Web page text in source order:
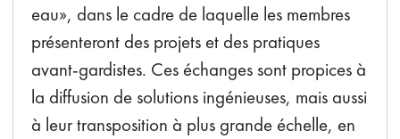
eau», dans le cadre de laquelle les membres
présenteront des projets et des pratiques
avant-gardistes. Ces échanges sont propices à
la diffusion de solutions ingénieuses, mais aussi
à leur transposition à plus grande échelle, en